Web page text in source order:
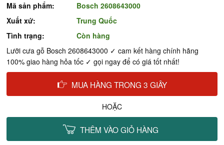
Mã sản phẩm:
Bosch 2608643000
Xuất xứ:
Trung Quốc
Tình trạng:
Còn hàng
Lưỡi cưa gỗ Bosch 2608643000 ✓ cam kết hàng chính hãng
100% giao hàng hỏa tốc ✓ gọi ngay để có giá tốt nhất!
MUA HÀNG TRONG 3 GIÂY
HOẶC
THÊM VÀO GIỎ HÀNG